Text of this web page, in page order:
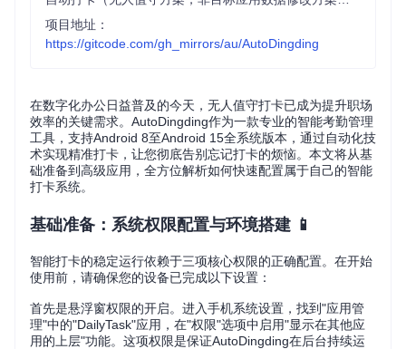
项目地址：
https://gitcode.com/gh_mirrors/au/AutoDingding
在数字化办公日益普及的今天，无人值守打卡已成为提升职场
效率的关键需求。AutoDingding作为一款专业的智能考勤管理
工具，支持Android 8至Android 15全系统版本，通过自动化技
术实现精准打卡，让您彻底告别忘记打卡的烦恼。本文将从基
础准备到高级应用，全方位解析如何快速配置属于自己的智能
打卡系统。
基础准备：系统权限配置与环境搭建 📱
智能打卡的稳定运行依赖于三项核心权限的正确配置。在开始
使用前，请确保您的设备已完成以下设置：
首先是悬浮窗权限的开启。进入手机系统设置，找到"应用管
理"中的"DailyTask"应用，在"权限"选项中启用"显示在其他应
用的上层"功能。这项权限是保证AutoDingding在后台持续运